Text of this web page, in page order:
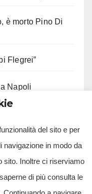
è morto Pino Di
Flegrei”
Napoli
del sito e per
navigazione in modo da
sito. Inoltre ci riserviamo
di più consulta le